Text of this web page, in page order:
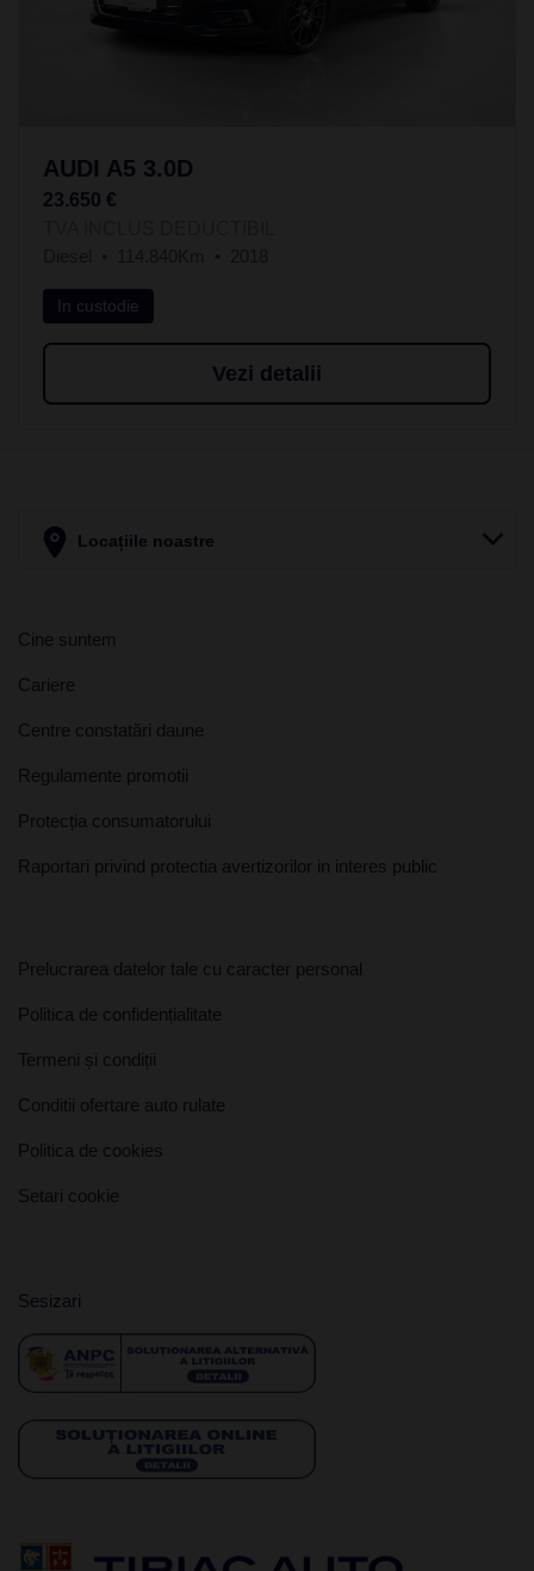
AUDI A5 3.0D
23.650 €
In custodie
Vezi detalii
Locațiile noastre
Cine suntem
Cariere
Centre constatări daune
Regulamente promotii
Protecția consumatorului
Raportari privind protectia avertizorilor in interes public
Prelucrarea datelor tale cu caracter personal
Politica de confidențialitate
Termeni și condiții
Conditii ofertare auto rulate
Politica de cookies
Setari cookie
Sesizari